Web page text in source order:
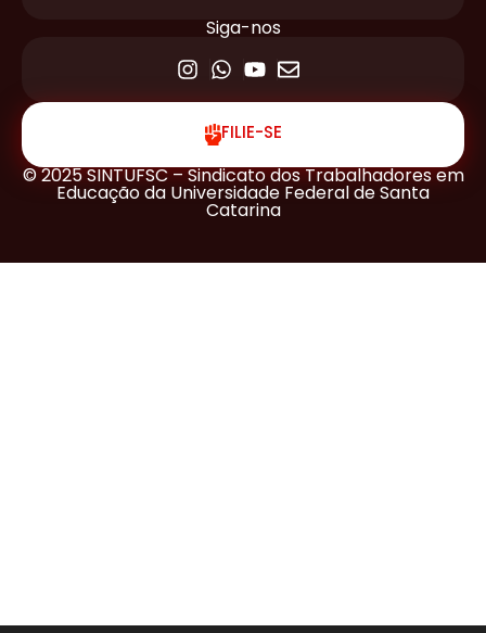
Siga-nos
FILIE-SE
© 2025 SINTUFSC – Sindicato dos Trabalhadores em
Educação da Universidade Federal de Santa
Catarina